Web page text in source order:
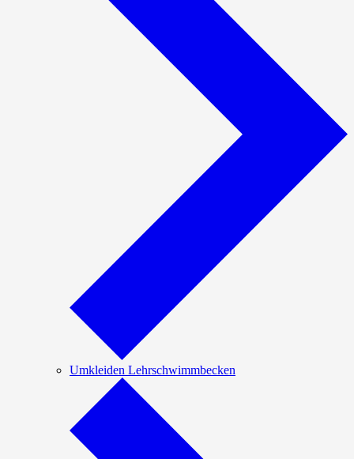
Umkleiden Lehrschwimmbecken